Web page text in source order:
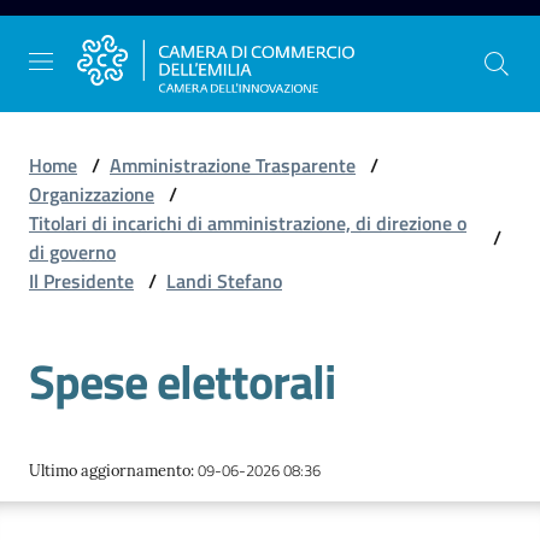
Vai al contenuto
Vai alla navigazione
Vai al footer
La
Camera
Gestire
Home / Amministrazione Trasparente /
Organizzazione /
Titolari di incarichi di amministrazione, di direzione o
di governo
/
Il Presidente / Landi Stefano
Spese elettorali
Ultimo aggiornamento:09-06-2026 08:36